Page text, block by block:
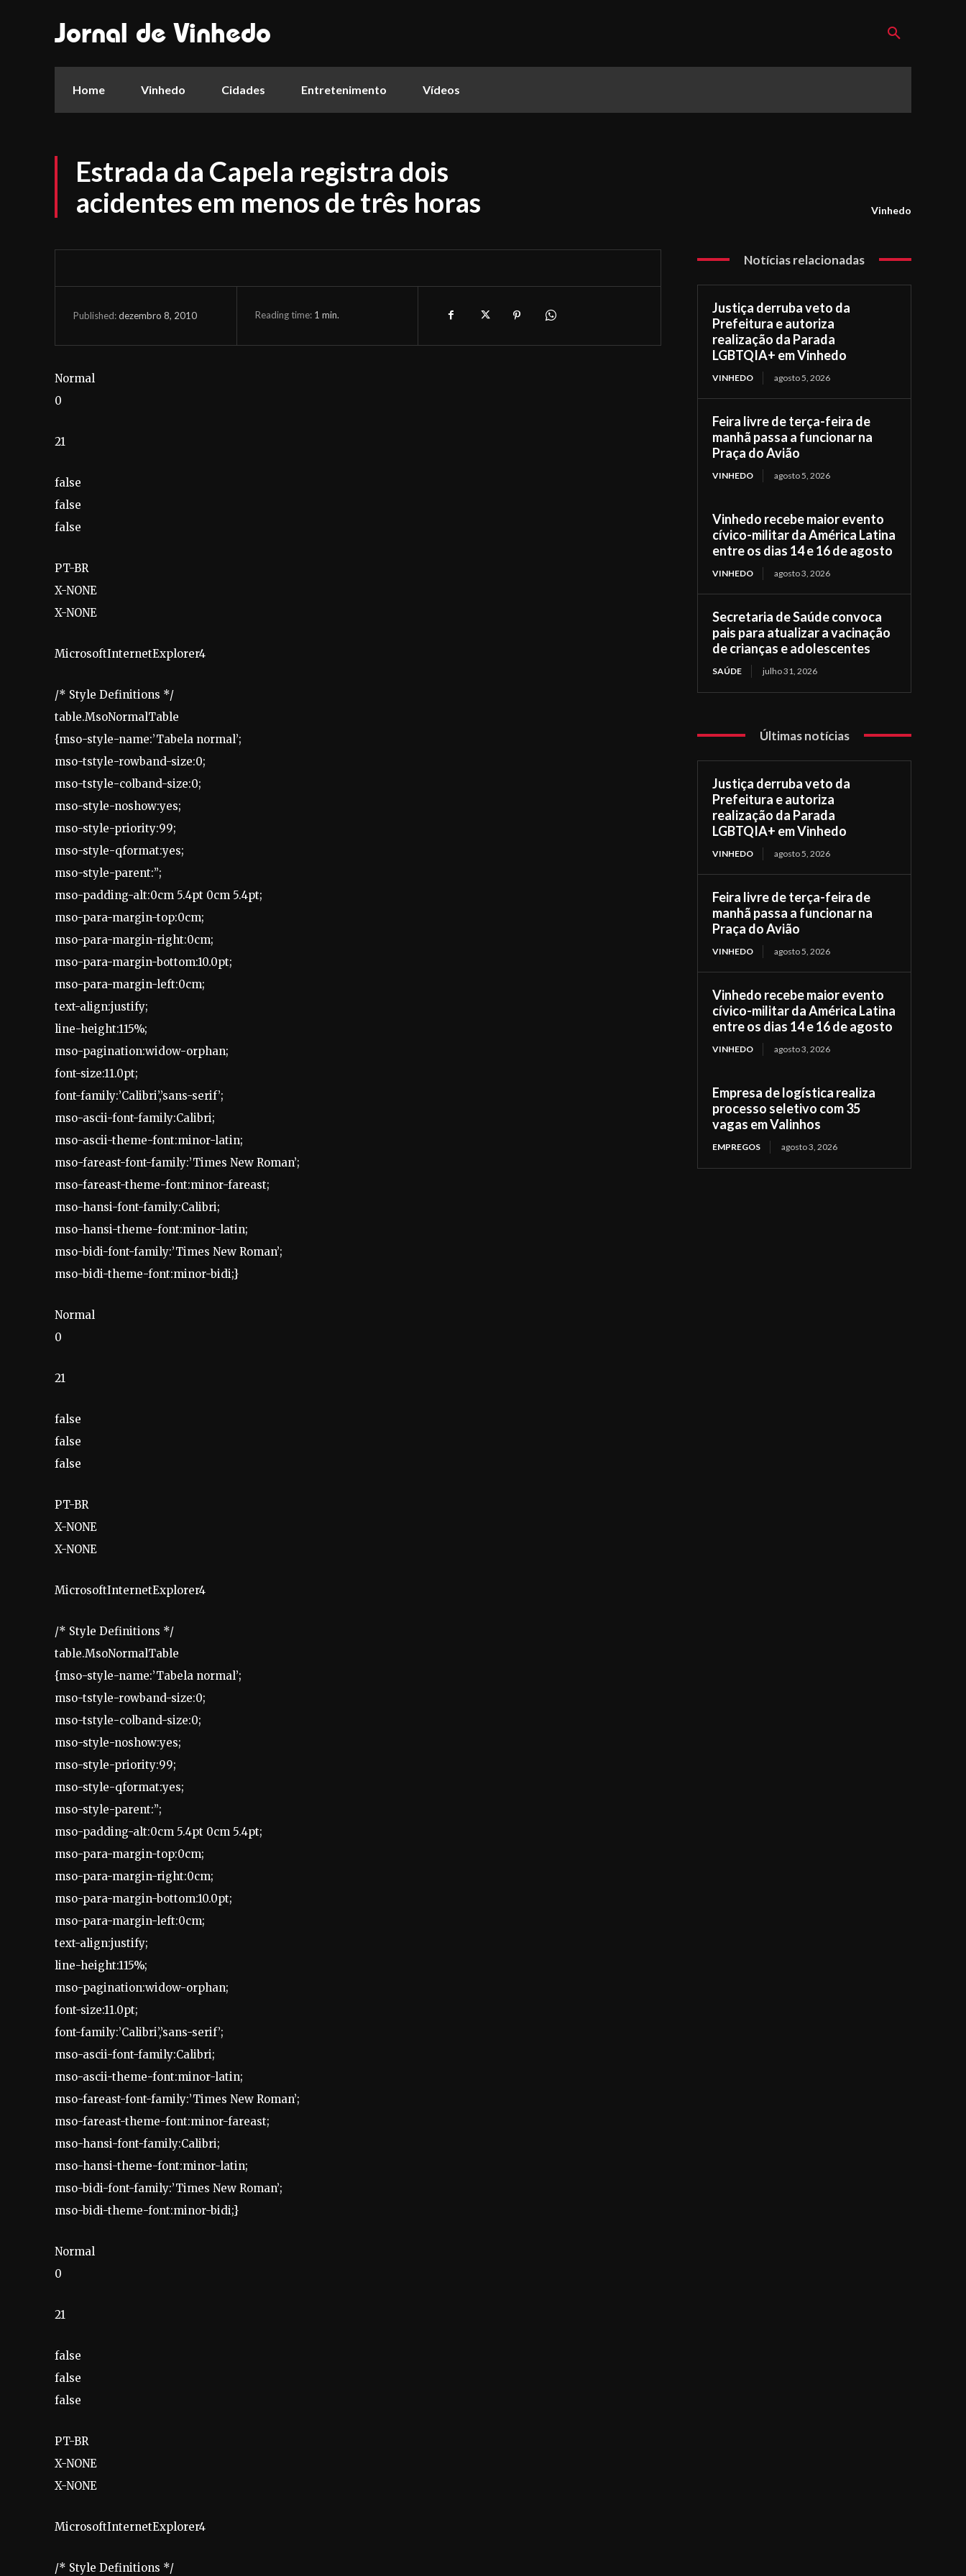
Jornal de Vinhedo
Home Vinhedo Cidades Entretenimento Vídeos
Estrada da Capela registra dois
acidentes em menos de três horas
Vinhedo
Published:dezembro 8, 2010 Reading time: 1 min.
Normal
0
21
false
false
false
PT-BR
X-NONE
X-NONE
MicrosoftInternetExplorer4
/* Style Definitions */
table.MsoNormalTable
{mso-style-name:’Tabela normal’;
mso-tstyle-rowband-size:0;
mso-tstyle-colband-size:0;
mso-style-noshow:yes;
mso-style-priority:99;
mso-style-qformat:yes;
mso-style-parent:”;
mso-padding-alt:0cm 5.4pt 0cm 5.4pt;
mso-para-margin-top:0cm;
mso-para-margin-right:0cm;
mso-para-margin-bottom:10.0pt;
mso-para-margin-left:0cm;
text-align:justify;
line-height:115%;
mso-pagination:widow-orphan;
font-size:11.0pt;
font-family:’Calibri’,’sans-serif’;
mso-ascii-font-family:Calibri;
mso-ascii-theme-font:minor-latin;
mso-fareast-font-family:’Times New Roman’;
mso-fareast-theme-font:minor-fareast;
mso-hansi-font-family:Calibri;
mso-hansi-theme-font:minor-latin;
mso-bidi-font-family:’Times New Roman’;
mso-bidi-theme-font:minor-bidi;}
Normal
0
21
false
false
false
PT-BR
X-NONE
X-NONE
MicrosoftInternetExplorer4
/* Style Definitions */
table.MsoNormalTable
{mso-style-name:’Tabela normal’;
mso-tstyle-rowband-size:0;
mso-tstyle-colband-size:0;
mso-style-noshow:yes;
mso-style-priority:99;
mso-style-qformat:yes;
mso-style-parent:”;
mso-padding-alt:0cm 5.4pt 0cm 5.4pt;
mso-para-margin-top:0cm;
mso-para-margin-right:0cm;
mso-para-margin-bottom:10.0pt;
mso-para-margin-left:0cm;
text-align:justify;
line-height:115%;
mso-pagination:widow-orphan;
font-size:11.0pt;
font-family:’Calibri’,’sans-serif’;
mso-ascii-font-family:Calibri;
mso-ascii-theme-font:minor-latin;
mso-fareast-font-family:’Times New Roman’;
mso-fareast-theme-font:minor-fareast;
mso-hansi-font-family:Calibri;
mso-hansi-theme-font:minor-latin;
mso-bidi-font-family:’Times New Roman’;
mso-bidi-theme-font:minor-bidi;}
Normal
0
21
false
false
false
PT-BR
X-NONE
X-NONE
MicrosoftInternetExplorer4
/* Style Definitions */
Notícias relacionadas
Justiça derruba veto da
Prefeitura e autoriza
realização da Parada
LGBTQIA+ em Vinhedo
VINHEDO agosto 5, 2026
Feira livre de terça-feira de
manhã passa a funcionar na
Praça do Avião
VINHEDO agosto 5, 2026
Vinhedo recebe maior evento
cívico-militar da América Latina
entre os dias 14 e 16 de agosto
VINHEDO agosto 3, 2026
Secretaria de Saúde convoca
pais para atualizar a vacinação
de crianças e adolescentes
SAÚDE julho 31, 2026
Últimas notícias
Justiça derruba veto da
Prefeitura e autoriza
realização da Parada
LGBTQIA+ em Vinhedo
VINHEDO agosto 5, 2026
Feira livre de terça-feira de
manhã passa a funcionar na
Praça do Avião
VINHEDO agosto 5, 2026
Vinhedo recebe maior evento
cívico-militar da América Latina
entre os dias 14 e 16 de agosto
VINHEDO agosto 3, 2026
Empresa de logística realiza
processo seletivo com 35
vagas em Valinhos
EMPREGOS agosto 3, 2026